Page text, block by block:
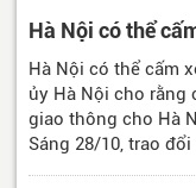
Hà Nội có thể
Hà Nội có thể cấm
ủy Hà Nội cho rằng
giao thông cho Hà
Sáng 28/10, trao